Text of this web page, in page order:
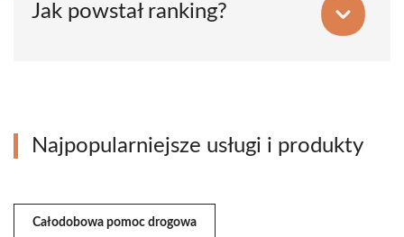
Jak powstał ranking?
Najpopularniejsze usługi i produkty
Całodobowa pomoc drogowa